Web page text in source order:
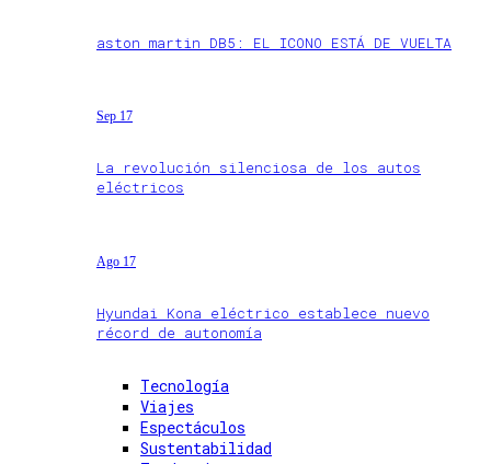
aston martin DB5: EL ICONO ESTÁ DE VUELTA
Sep 17
La revolución silenciosa de los autos
eléctricos
Ago 17
Hyundai Kona eléctrico establece nuevo
récord de autonomía
Tecnología
Viajes
Espectáculos
Sustentabilidad